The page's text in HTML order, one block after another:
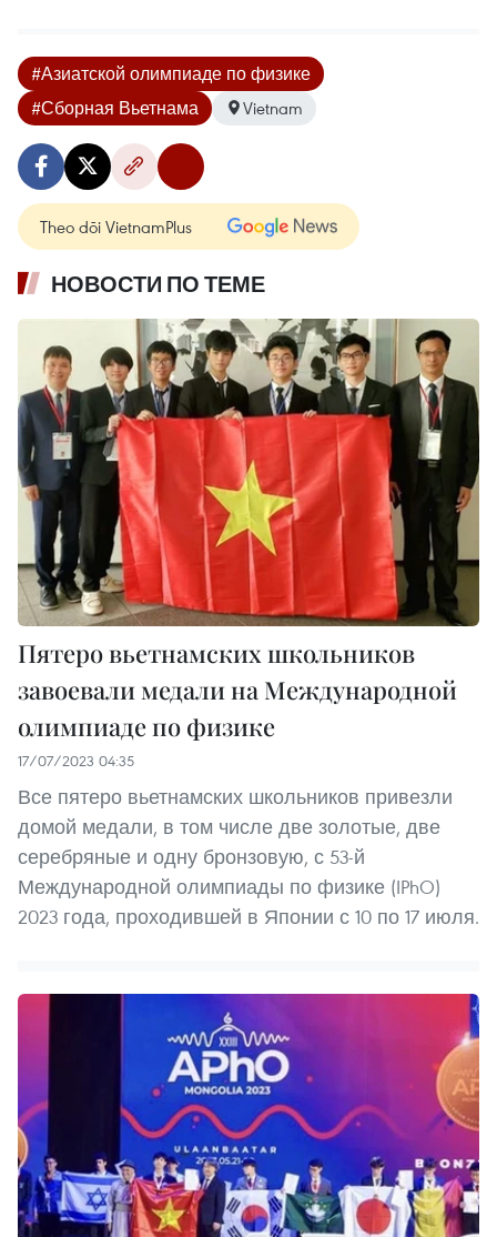
#Азиатской олимпиаде по физике
#Сборная Вьетнама
Vietnam
Theo dõi VietnamPlus
НОВОСТИ ПО ТЕМЕ
Пятеро вьетнамских школьников
завоевали медали на Международной
олимпиаде по физике
17/07/2023 04:35
Все пятеро вьетнамских школьников привезли
домой медали, в том числе две золотые, две
серебряные и одну бронзовую, с 53-й
Международной олимпиады по физике (IPhO)
2023 года, проходившей в Японии с 10 по 17 июля.